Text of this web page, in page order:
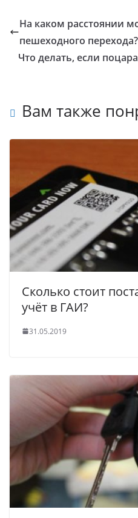
На каком расстоянии
пешеходного перехода?
Что делать, если
Вам также
Сколько стоит
учёт в ГАИ?
31.05.2019